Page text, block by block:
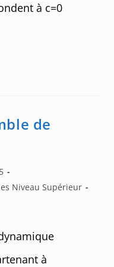
à c=0
de
Niveau Supérieur
à